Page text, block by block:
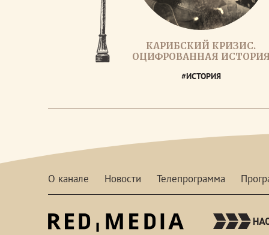
КАРИБСКИЙ КРИЗИС.
ОЦИФРОВАННАЯ
#ИСТОРИЯ
О канале Новости Телепрограмма